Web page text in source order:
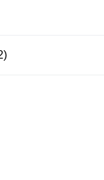
含以上)免運費